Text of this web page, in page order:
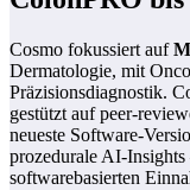
Cosmo fokussiert auf
Dermatologie, mit
Präzisionsdiagnostik.
gestützt auf peer-
neueste Software-
prozedurale AI-
softwarebasierten